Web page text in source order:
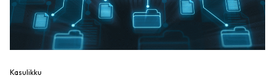
Kasulikku